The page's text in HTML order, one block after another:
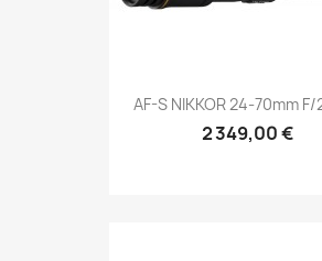
AF-S NIKKOR 24-70mm F/
2 349,00 €